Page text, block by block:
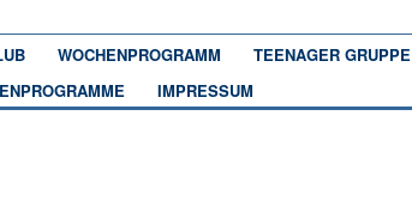
WOCHENPROGRAMM TEENAGER GRUPPE
IMPRESSUM